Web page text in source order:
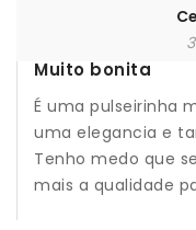
Muito bonita
É uma pulseirinha
uma elegancia e
Tenho medo que
mais a qualidade